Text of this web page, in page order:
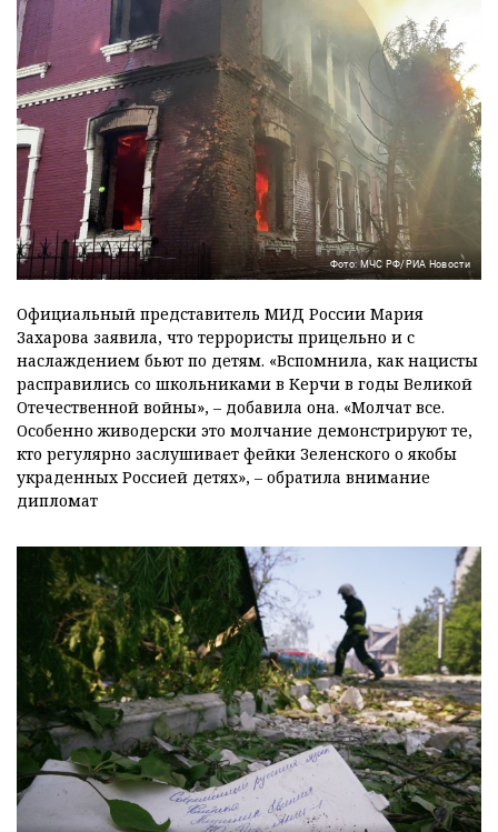
Фото: МЧС РФ/РИА Новости
Официальный представитель МИД России Мария
Захарова заявила, что террористы прицельно и с
наслаждением бьют по детям. «Вспомнила, как нацисты
расправились со школьниками в Керчи в годы Великой
Отечественной войны», – добавила она. «Молчат все.
Особенно живодерски это молчание демонстрируют те,
кто регулярно заслушивает фейки Зеленского о якобы
украденных Россией детях», – обратила внимание
дипломат